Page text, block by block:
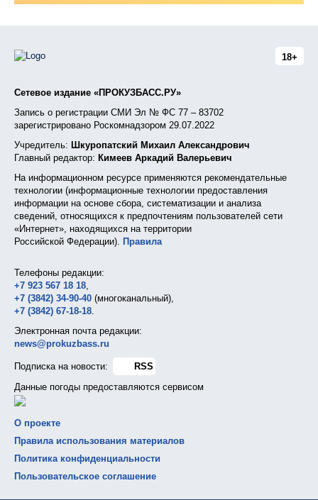
18+
Сетевое издание «ПРОКУЗБАСС.РУ»
Запись о регистрации СМИ Эл № ФС 77 – 83702
зарегистрировано Роскомнадзором 29.07.2022
Учредитель: Шкуропатский Михаил Александрович
Главный редактор: Кимеев Аркадий Валерьевич
На информационном ресурсе применяются рекомендательные
технологии (информационные технологии предоставления
информации на основе сбора, систематизации и анализа
сведений, относящихся к предпочтениям пользователей сети
«Интернет», находящихся на территории
Российской Федерации). Правила
Телефоны редакции:
+7 923 567 18 18,
+7 (3842) 34-90-40 (многоканальный),
+7 (3842) 67-18-18.
Электронная почта редакции:
news@prokuzbass.ru
Подписка на новости:
RSS
Данные погоды предоставляются сервисом
О проекте
Правила использования материалов
Политика конфиденциальности
Пользовательское соглашение